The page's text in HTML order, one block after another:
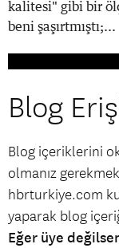
kalitesi" gibi bir
beni şaşırtmıştı;...
Blog
Blog içeriklerini
olmanız
hbrturkiye.com
yaparak blog
Eğer üye